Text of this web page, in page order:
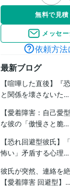
無料で見
メッセ
依頼方法
最新ブログ
【喧嘩した直後】『
と関係を壊さないた...
【愛着障害：自己愛
な彼の「傲慢さと脆...
【恐れ回避型彼氏】
怖い」矛盾する心理...
彼氏が突然、連絡を
【愛着障害 回避型】...